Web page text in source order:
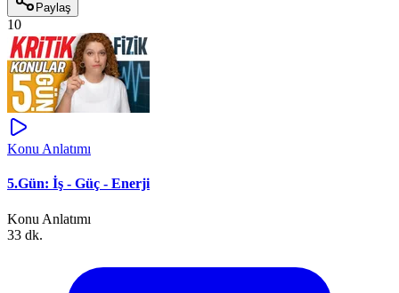
Paylaş
10
Konu Anlatımı
5.Gün: İş - Güç - Enerji
Konu Anlatımı
33 dk.